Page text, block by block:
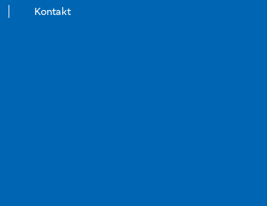
Kontakt